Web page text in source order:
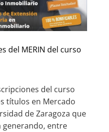
del MERIN del curso
del curso
títulos en Mercado
de Zaragoza que
generando, entre